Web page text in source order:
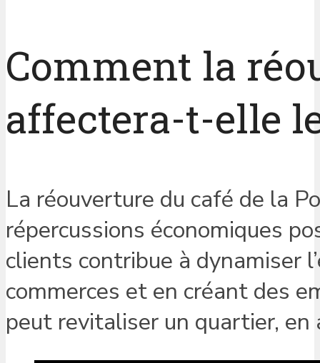
Comment la
affectera-t-elle
La réouverture du café de la
répercussions économiques
clients contribue à dynamiser
commerces et en créant des
peut revitaliser un quartier,